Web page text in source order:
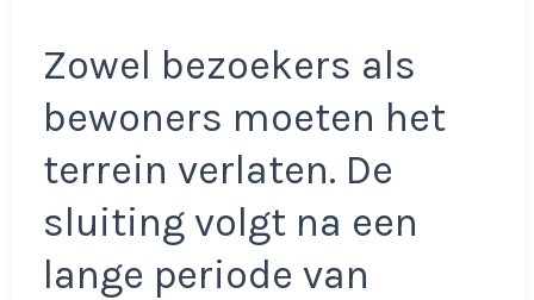
Zowel bezoekers als
bewoners moeten het
terrein verlaten. De
sluiting volgt na een
lange periode van